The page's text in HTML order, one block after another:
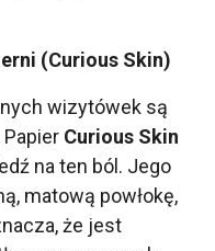
(Curious Skin)
wizytówek są
Curious Skin
na ten ból. Jego
matową powłokę,
że jest